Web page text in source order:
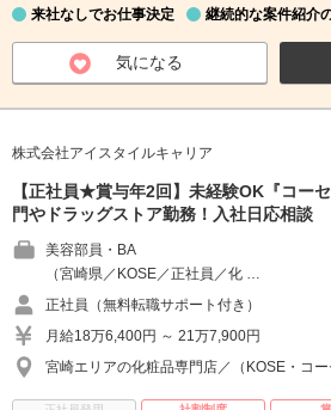
来社なしでお仕事決定 継続的な案件紹介
気になる
株式会社アイスタイルキャリア
【正社員★賞与年2回】未経験OK『コー
門やドラッグストア勤務！入社日応相談
美容部員・BA
（宮崎県／KOSE／正社員／化 …
正社員（無料転職サポート付き）
月給18万6,400円 ～ 21万7,900円
宮崎エリアの化粧品専門店／（KOSE・コー